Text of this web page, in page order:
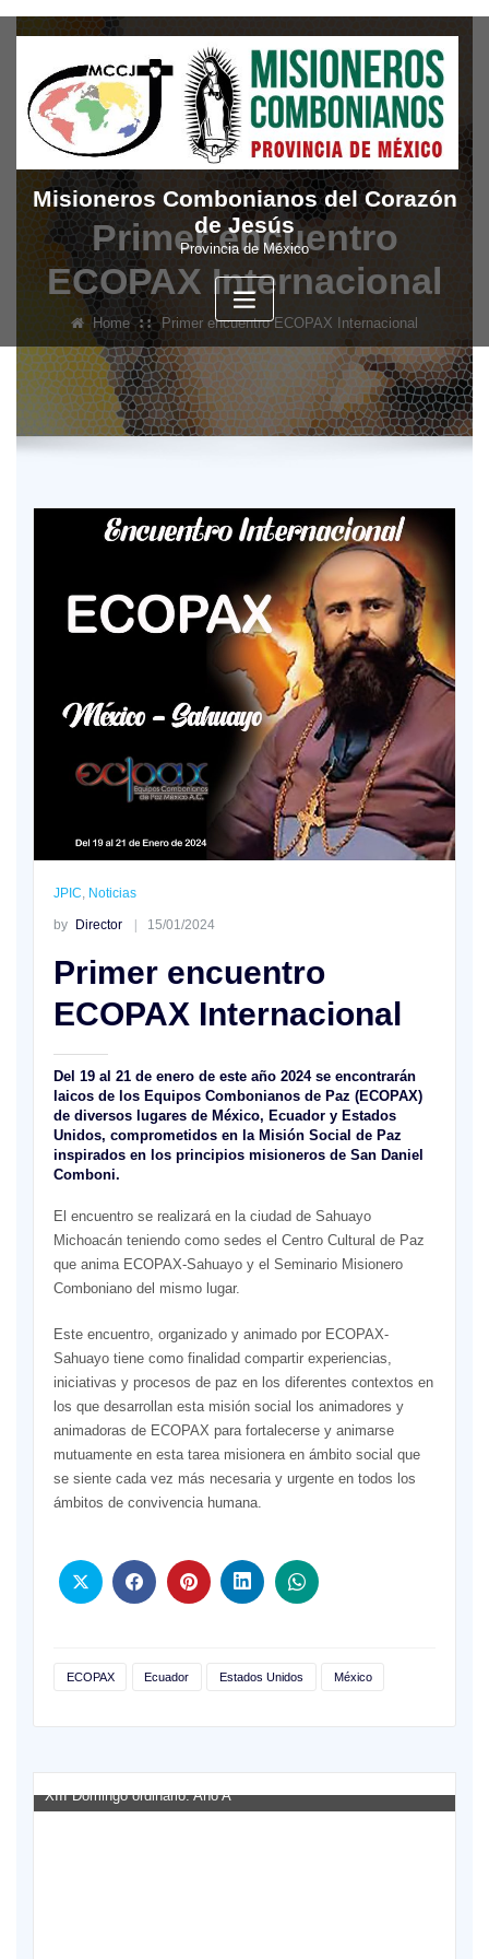
Skip
content
Misioneros Combonianos del Corazón
de Jesús
Provincia de México
Primer encuentro
ECOPAX Internacional
Home Primer encuentro ECOPAX Internacional
JPIC, Noticias
by Director 15/01/2024
Primer encuentro
ECOPAX Internacional
Del 19 al 21 de enero de este año 2024 se encontrarán
laicos de los Equipos Combonianos de Paz (ECOPAX)
de diversos lugares de México, Ecuador y Estados
Unidos, comprometidos en la Misión Social de Paz
inspirados en los principios misioneros de San Daniel
Comboni.
El encuentro se realizará en la ciudad de Sahuayo
Michoacán teniendo como sedes el Centro Cultural de Paz
que anima ECOPAX-Sahuayo y el Seminario Misionero
Comboniano del mismo lugar.
Este encuentro, organizado y animado por ECOPAX-
Sahuayo tiene como finalidad compartir experiencias,
iniciativas y procesos de paz en los diferentes contextos en
los que desarrollan esta misión social los animadores y
animadoras de ECOPAX para fortalecerse y animarse
mutuamente en esta tarea misionera en ámbito social que
se siente cada vez más necesaria y urgente en todos los
ámbitos de convivencia humana.
ECOPAX Ecuador Estados Unidos México
XIII Domingo ordinario. Año A